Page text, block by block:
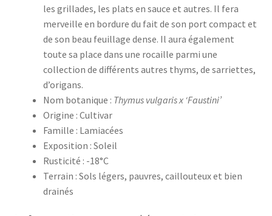
les grillades, les plats en sauce et autres. Il fera
merveille en bordure du fait de son port compact et
de son beau feuillage dense. Il aura également
toute sa place dans une rocaille parmi une
collection de différents autres thyms, de sarriettes,
d’origans.
Nom botanique : Thymus vulgaris x ‘Faustini’
Origine : Cultivar
Famille : Lamiacées
Exposition : Soleil
Rusticité : -18°C
Terrain : Sols légers, pauvres, caillouteux et bien
drainés